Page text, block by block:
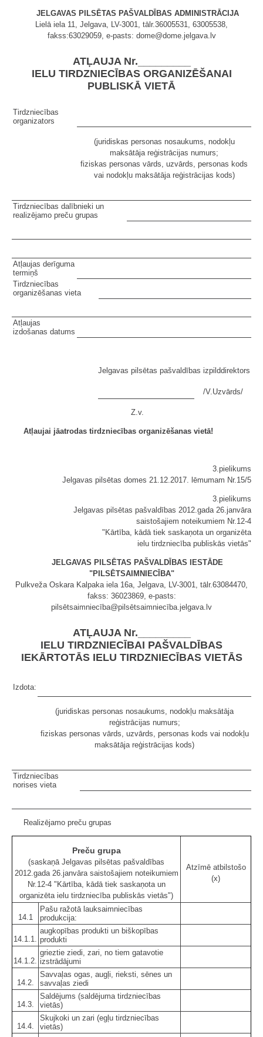
JELGAVAS PILSĒTAS PAŠVALDĪBAS ADMINISTRĀCIJA
Lielā iela 11, Jelgava, LV-3001, tālr.36005531, 63005538,
fakss:63029059, e-pasts: dome@dome.jelgava.lv
ATĻAUJA Nr._________
IELU TIRDZNIECĪBAS ORGANIZĒŠANAI
PUBLISKĀ VIETĀ
Tirdzniecības
organizators
(juridiskas personas nosaukums, nodokļu
maksātāja reģistrācijas numurs;
fiziskas personas vārds, uzvārds, personas kods
vai nodokļu maksātāja reģistrācijas kods)
Tirdzniecības dalībnieki un
realizējamo preču grupas
Atļaujas derīguma
termiņš
Tirdzniecības
organizēšanas vieta
Atļaujas
izdošanas datums
Jelgavas pilsētas pašvaldības izpilddirektors
/V.Uzvārds/
Z.v.
Atļaujai jāatrodas tirdzniecības organizēšanas vietā!
3.pielikums
Jelgavas pilsētas domes 21.12.2017. lēmumam Nr.15/5
3.pielikums
Jelgavas pilsētas pašvaldības 2012.gada 26.janvāra
saistošajiem noteikumiem Nr.12-4
"Kārtība, kādā tiek saskaņota un organizēta
ielu tirdzniecība publiskās vietās"
JELGAVAS PILSĒTAS PAŠVALDĪBAS IESTĀDE
"PILSĒTSAIMNIECĪBA"
Pulkveža Oskara Kalpaka iela 16a, Jelgava, LV-3001, tālr.63084470,
fakss: 36023869, e-pasts:
pilsētsaimniecība@pilsētsaimniecība.jelgava.lv
ATĻAUJA Nr._________
IELU TIRDZNIECĪBAI PAŠVALDĪBAS
IEKĀRTOTĀS IELU TIRDZNIECĪBAS VIETĀS
Izdota:
(juridiskas personas nosaukums, nodokļu maksātāja
reģistrācijas numurs;
fiziskas personas vārds, uzvārds, personas kods vai nodokļu
maksātāja reģistrācijas kods)
Tirdzniecības
norises vieta
Realizējamo preču grupas
Preču grupa
(saskaņā Jelgavas pilsētas pašvaldības
2012.gada 26.janvāra saistošajiem noteikumiem
Nr.12-4 "Kārtība, kādā tiek saskaņota un
organizēta ielu tirdzniecība publiskās vietās")
Atzīmē atbilstošo
(x)
14.1
Pašu ražotā lauksaimniecības
produkcija:
14.1.1.
augkopības produkti un biškopības
produkti
14.1.2.
grieztie ziedi, zari, no tiem gatavotie
izstrādājumi
14.2.
Savvaļas ogas, augļi, rieksti, sēnes un
savvaļas ziedi
14.3.
Saldējums (saldējuma tirdzniecības
vietās)
14.4.
Skujkoki un zari (egļu tirdzniecības
vietās)